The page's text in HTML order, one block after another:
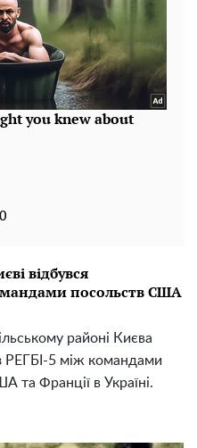
відбувся
посольств США
районі Києва
РЕГБІ-5 між командами
та Франції в Україні.